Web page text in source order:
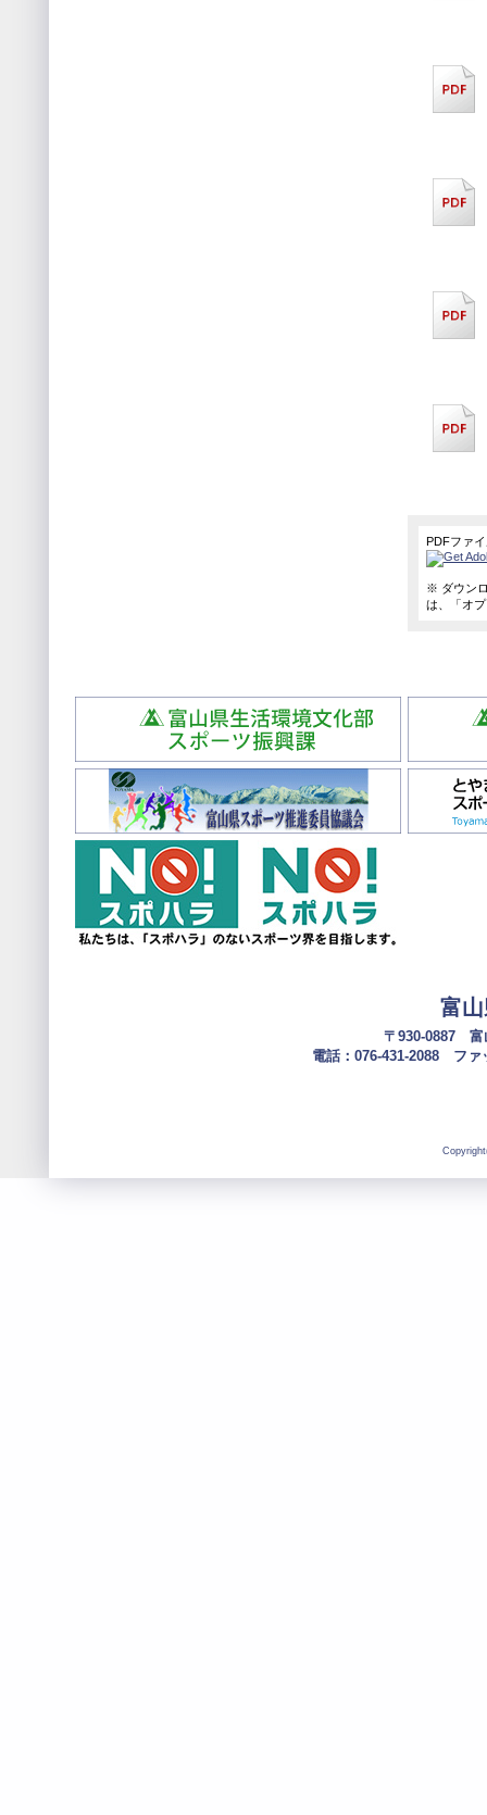
PDFファ
※ ダウン
は、「オ
富
〒930-0887 富
電話：076-431-2088 フ